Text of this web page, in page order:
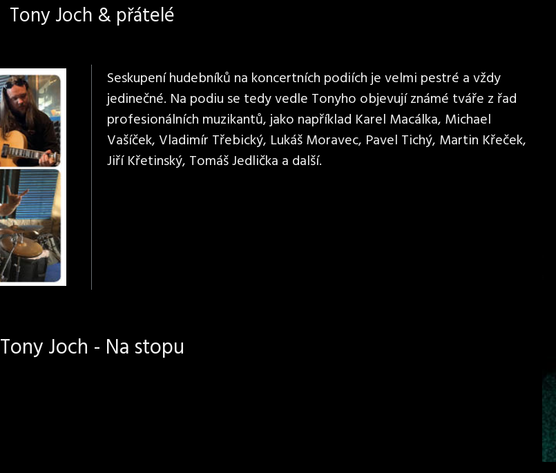
Tony Joch & přátelé
Seskupení hudebníků na koncertních podiích je velmi pestré a vždy
jedinečné. Na podiu se tedy vedle Tonyho objevují známé tváře z řad
profesionálních muzikantů, jako například Karel Macálka, Michael
Vašíček, Vladimír Třebický, Lukáš Moravec, Pavel Tichý, Martin Křeček,
Jiří Křetinský, Tomáš Jedlička a další.
Tony Joch - Na stopu